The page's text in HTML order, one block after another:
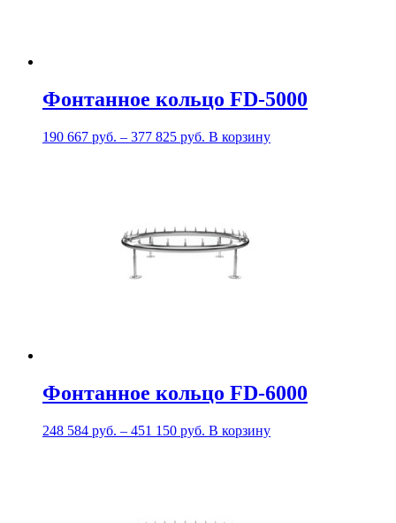
Фонтанное кольцо FD-5000
190 667 руб. – 377 825 руб. В корзину
Фонтанное кольцо FD-6000
248 584 руб. – 451 150 руб. В корзину